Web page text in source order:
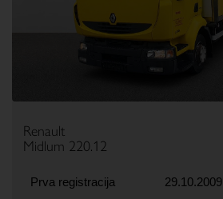
Renault
Midlum 220.12
Prva registracija
29.10.2009